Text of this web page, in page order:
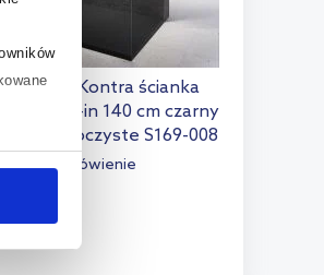
Keramik Kontra ścianka
walk-in 140 cm czarny
przezroczyste S169-008
na zamówienie